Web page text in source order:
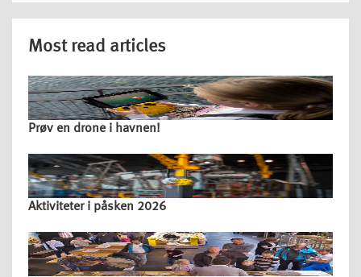
Most read articles
Prøv en drone i havnen!
Aktiviteter i påsken 2026